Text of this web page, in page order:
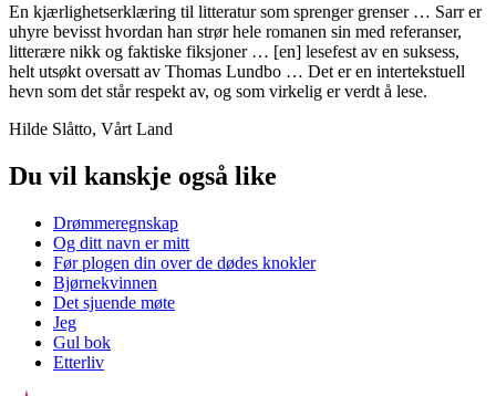
En kjærlighetserklæring til litteratur som sprenger grenser … Sarr er
uhyre bevisst hvordan han strør hele romanen sin med referanser,
litterære nikk og faktiske fiksjoner … [en] lesefest av en suksess,
helt utsøkt oversatt av Thomas Lundbo … Det er en intertekstuell
hevn som det står respekt av, og som virkelig er verdt å lese.
Hilde Slåtto, Vårt Land
Du vil kanskje også like
Drømmeregnskap
Og ditt navn er mitt
Før plogen din over de dødes knokler
Bjørnekvinnen
Det sjuende møte
Jeg
Gul bok
Etterliv